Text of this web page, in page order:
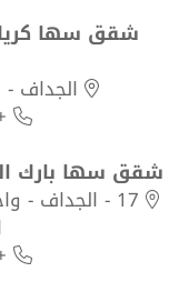
شقق سها كريك
الجداف -
9862
شقق سها بارك
17 - الجداف -
9331